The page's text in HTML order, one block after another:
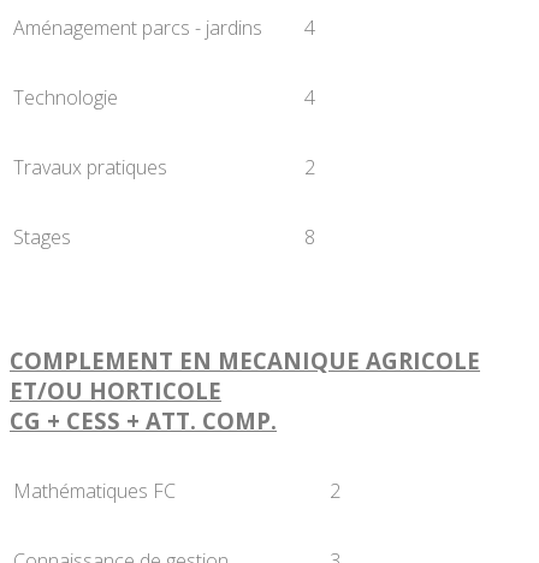
Aménagement parcs - jardins 4
Technologie 4
Travaux pratiques 2
Stages 8
COMPLEMENT EN MECANIQUE AGRICOLE
ET/OU HORTICOLE
CG + CESS + ATT. COMP.
Mathématiques FC 2